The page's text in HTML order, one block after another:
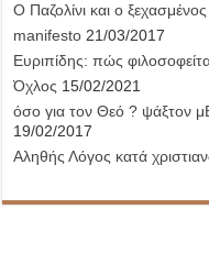
Ο Παζολίνι και ο
manifesto 21/03/2017
Ευριπίδης: πώς
Όχλος 15/02/2021
όσο για τον Θεό ? ψάξτον
19/02/2017
Αληθής Λόγος κατά